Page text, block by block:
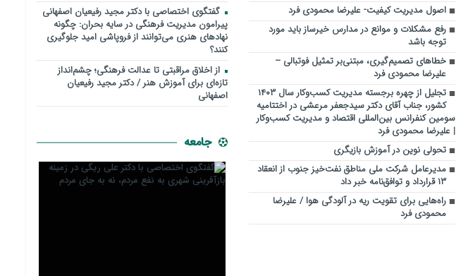
اصول مدیریت کیفیت- علیرضا محمودی فرد
رفع مشکلات و موانع در مدارس خیرساز باید مورد
توجه باشد
خطاهای تصمیم‌گیری، مبتنی‌بر تمثیل فوتبالی –
علیرضا محمودی فرد
تجلیل از چهره برجسته مدیریت کسب‌وکار سال ۱۴۰۳
کشور، جناب آقای دکتر سیدجعفر مرعشی در اختتامیه
سومین کنفرانس بین‌المللی اقتصاد و مدیریت کسب‌وکار
| علیرضا محمودی فرد
تحولی نوین در آموزش بازیگری
مدیرعامل شرکت ملی مناطق نفت‌خیز جنوب از انعقاد
۱۳ قرارداد و توافق‌نامه خبر داد
راه‌هایی برای تقویت ریه در آلودگی هوا / علیرضا
محمودی فرد
گفتگوی اختصاصی با دکتر مجید رفیعیان اصفهانی
پیرامون مدیریت فرهنگی در سایه بحران: چگونه
نهادهای هنری می‌توانند از فروپاشی امید جلوگیری
کنند؟
از اخلاق مراقبتی تا عدالت فرهنگی؛ چشم‌انداز
تازه‌ای برای آموزش هنر / دکتر مجید رفیعیان
اصفهانی
جامعه